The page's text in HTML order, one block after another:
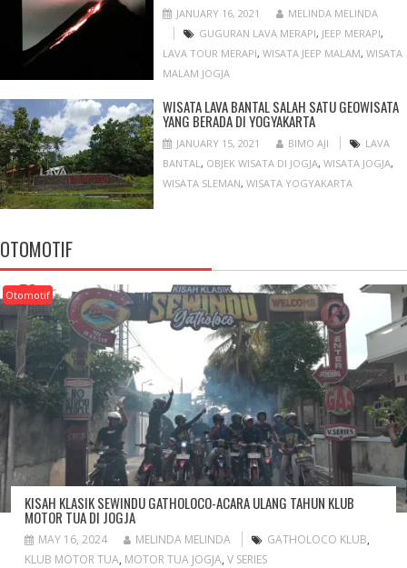
JANUARY 16, 2021
MELINDA MELINDA
GUGURAN LAVA MERAPI, JEEP MERAPI,
LAVA TOUR MERAPI,WISATA JEEP MALAM,WISATA
MALAM JOGJA
WISATA LAVA BANTAL SALAH SATU GEOWISATA
YANG BERADA DI YOGYAKARTA
JANUARY 15, 2021 BIMO AJI
LAVA
BANTAL , OBJEK WISATA DI JOGJA,WISATA JOGJA,
WISATA SLEMAN,WISATA YOGYAKARTA
OTOMOTIF
Otomotif
KISAH KLASIK SEWINDU GATHOLOCO-ACARA ULANG TAHUN KLUB
MOTOR TUA DI JOGJA
MAY 16, 2024 MELINDA MELINDA GATHOLOCO KLUB,
KLUB MOTOR TUA, MOTOR TUA JOGJA, V SERIES